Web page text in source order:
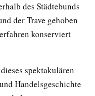
des Städtebunds
der Trave gehoben
konserviert
spektakulären
Handelsgeschichte